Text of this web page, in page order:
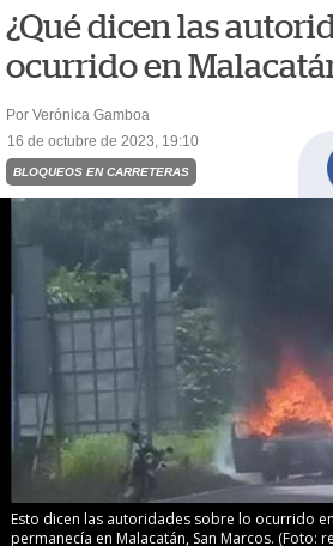
¿Qué dicen las
ocurrido en
Por Verónica Gamboa
16 de octubre de 2023, 19:10
BLOQUEOS EN CARRETERAS
Esto dicen las autoridades sobre lo ocurrido
permanecía en Malacatán, San Marcos. (Foto: